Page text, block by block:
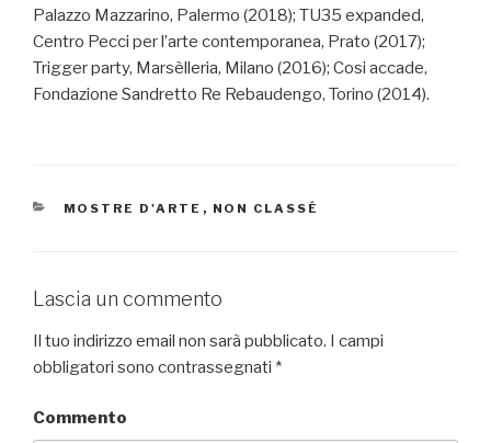
Palazzo Mazzarino, Palermo (2018); TU35 expanded,
Centro Pecci per l’arte contemporanea, Prato (2017);
Trigger party, Marsèlleria, Milano (2016); Cosi accade,
Fondazione Sandretto Re Rebaudengo, Torino (2014).
CATEGORIE
MOSTRE D'ARTE , NON CLASSÉ
Lascia un commento
Il tuo indirizzo email non sarà pubblicato. I campi
obbligatori sono contrassegnati *
Commento